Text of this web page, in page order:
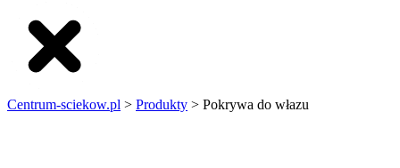
Centrum-sciekow.pl > Produkty > Pokrywa do włazu